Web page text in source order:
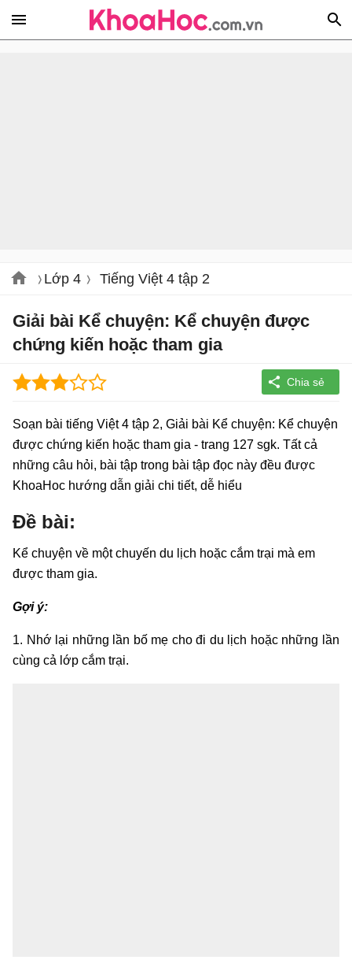
Lớp 4 Tiếng Việt 4 tập 2
Giải bài Kể chuyện: Kể chuyện được
chứng kiến hoặc tham gia
Soạn bài tiếng Việt 4 tập 2, Giải bài Kể chuyện: Kể chuyện
được chứng kiến hoặc tham gia - trang 127 sgk. Tất cả
những câu hỏi, bài tập trong bài tập đọc này đều được
KhoaHoc hướng dẫn giải chi tiết, dễ hiểu
Đề bài:
Kể chuyện về một chuyến du lịch hoặc cắm trại mà em
được tham gia.
Gợi ý:
1. Nhớ lại những lần bố mẹ cho đi du lịch hoặc những lần
cùng cả lớp cắm trại.